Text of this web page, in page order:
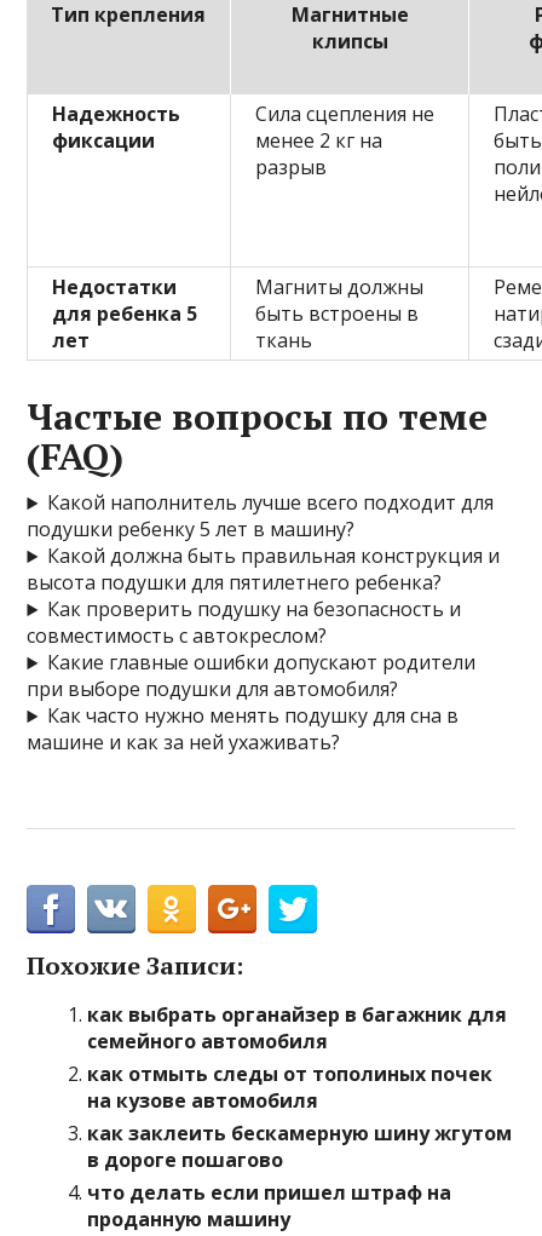
Тип крепления
Магнитные
клипсы
Надежность
фиксации
Сила сцепления не
менее 2 кг на
разрыв
быть
Недостатки
для ребенка 5
лет
Магниты должны
быть встроены в
ткань
Частые вопросы по теме
(FAQ)
Какой наполнитель лучше всего подходит для
подушки ребенку 5 лет в машину?
Какой должна быть правильная конструкция и
высота подушки для пятилетнего ребенка?
Как проверить подушку на безопасность и
совместимость с автокреслом?
Какие главные ошибки допускают родители
при выборе подушки для автомобиля?
Как часто нужно менять подушку для сна в
машине и как за ней ухаживать?
Похожие Записи:
как выбрать органайзер в багажник для
семейного автомобиля
как отмыть следы от тополиных почек
на кузове автомобиля
как заклеить бескамерную шину жгутом
в дороге пошагово
что делать если пришел штраф на
проданную машину